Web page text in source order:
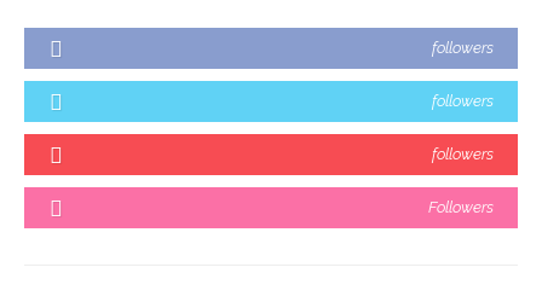
followers
followers
followers
Followers